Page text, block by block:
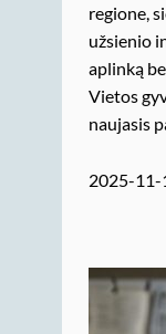
regione,
užsienio
aplinką
Vietos
naujasis
2025-11-